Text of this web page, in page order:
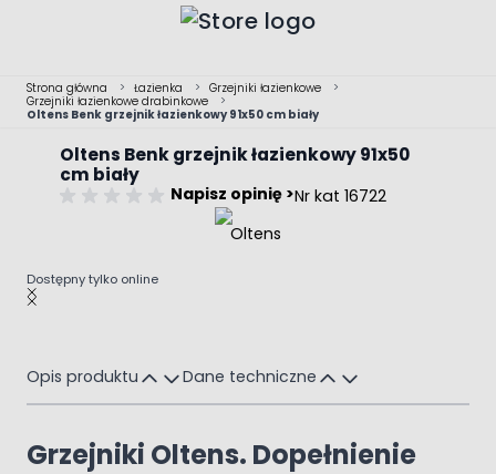
Strona główna > Łazienka > Grzejniki łazienkowe
>
Grzejniki łazienkowe drabinkowe
>
Oltens Benk grzejnik łazienkowy 91x50 cm biały
Oltens Benk grzejnik łazienkowy 91x50
cm biały
Napisz opinię >Nr kat 16722
Dostępny tylko online
Main image
Click to view image in fullscreen
Opis produktu Dane techniczne
Grzejniki Oltens. Dopełnienie